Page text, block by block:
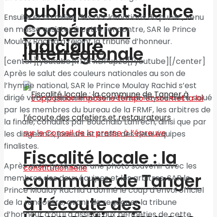
Coopération
interrégionale
Fiscalité locale : la
commune de Tanger
à l’écoute des
publiques et silence
judiciaire
Ensuite et au milieu des acclamations du public, venu
en masse assister à cette rencontre, SAR le Prince
Moulay Rachid a rejoint la tribune d’honneur.
[center][youtube]RTdFXDPupzU[/youtube][/center]
Après le salut des couleurs nationales au son de
l’hymne national, SAR le Prince Moulay Rachid s’est
dirigé vers la pelouse où Son Altesse Royale a été salué
par les membres du bureau de la FRMF, les arbitres de
la finale, conduits par Bouchaib Lahrech, ainsi que par
les dirigeants, joueurs et staffs des deux équipes
finalistes.
Après avoir posé pour une photo souvenir avec les
membres des deux équipes et les arbitres, SAR le
Prince Moulay Rachid a donné le coup d’envoi officiel
de la rencontre, avant de regagner la tribune
d’honneur d’où il a assisté aux péripéties de cette